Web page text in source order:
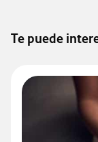
Te puede